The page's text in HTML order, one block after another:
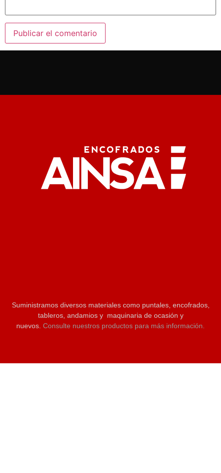
Suministramos diversos materiales como puntales, encofrados,
tableros, andamios y maquinaria de ocasión y
nuevos. Consulte nuestros productos para más información.